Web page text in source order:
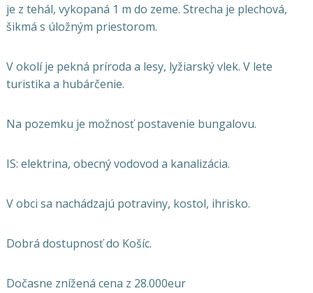
je z tehál, vykopaná 1 m do zeme. Strecha je plechová,
šikmá s úložným priestorom.
V okolí je pekná príroda a lesy, lyžiarský vlek. V lete
turistika a hubárčenie.
Na pozemku je možnosť postavenie bungalovu.
IS: elektrina, obecný vodovod a kanalizácia.
V obci sa nachádzajú potraviny, kostol, ihrisko.
Dobrá dostupnosť do Košíc.
Dočasne znížená cena z 28.000eur